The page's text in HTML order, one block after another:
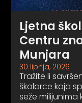
Ljetna
Centru
Munjara
30 lipnja, 2026
Tražite li
školarce koja
seže milijunima